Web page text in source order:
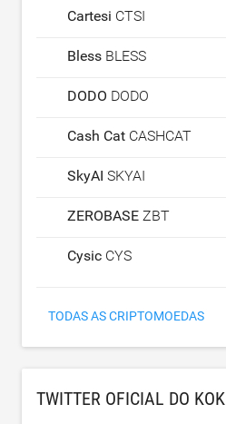
Cartesi CTSI
Bless BLESS
DODO DODO
Cash Cat CASHCAT
SkyAI SKYAI
ZEROBASE ZBT
Cysic CYS
TODAS AS CRIPTOMOEDAS
TWITTER OFICIAL DO KOK